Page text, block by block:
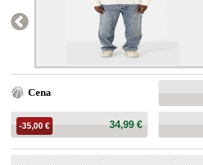
Cena
Cena:
34,99 €
-35,00 €